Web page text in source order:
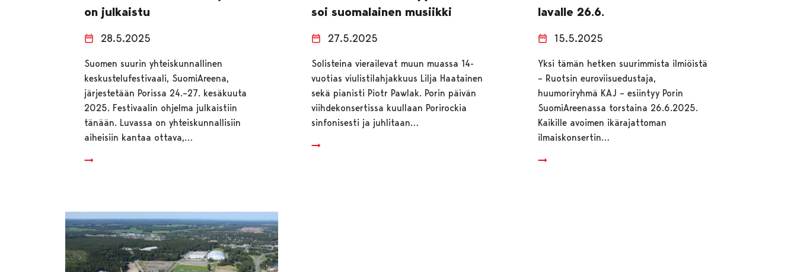
on julkaistu
28.5.2025
Suomen suurin yhteiskunnallinen
keskustelufestivaali, SuomiAreena,
järjestetään Porissa 24.–27. kesäkuuta
2025. Festivaalin ohjelma julkaistiin
tänään. Luvassa on yhteiskunnallisiin
aiheisiin kantaa ottava,…
soi suomalainen musiikki
27.5.2025
Solisteina vierailevat muun muassa 14-
vuotias viulistilahjakkuus Lilja Haatainen
sekä pianisti Piotr Pawlak. Porin päivän
viihdekonsertissa kuullaan Porirockia
sinfonisesti ja juhlitaan…
lavalle 26.6.
15.5.2025
Yksi tämän hetken suurimmista ilmiöistä
– Ruotsin euroviisuedustaja,
huumoriryhmä KAJ – esiintyy Porin
SuomiAreenassa torstaina 26.6.2025.
Kaikille avoimen ikärajattoman
ilmaiskonsertin…